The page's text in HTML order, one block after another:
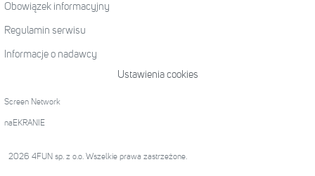
Obowiązek informacyjny
Regulamin serwisu
Informacje o nadawcy
Ustawienia cookies
Screen Network
naEKRANIE
2026 4FUN sp. z o.o. Wszelkie prawa zastrzeżone.